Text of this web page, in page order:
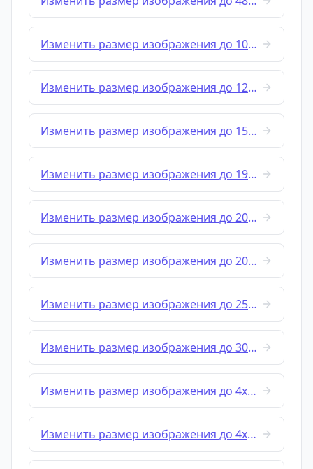
Изменить размер изображения до 1024x576
Изменить размер изображения до 1280x720
Изменить размер изображения до 1500x1000
Изменить размер изображения до 1920x1080
Изменить размер изображения до 2048x1152
Изменить размер изображения до 2048x2048
Изменить размер изображения до 2560x1440
Изменить размер изображения до 3000x3000
Изменить размер изображения до 4x4 cm
Изменить размер изображения до 4x6 cm